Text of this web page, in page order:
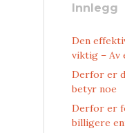
Innlegg
Den
viktig – Av
Derfor er
betyr noe
Derfor er
billigere